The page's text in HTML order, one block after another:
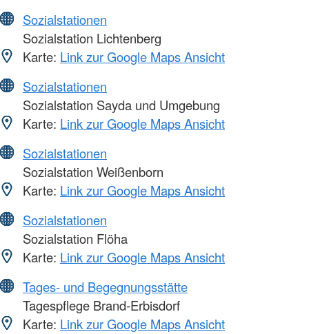
Sozialstationen
Sozialstation Lichtenberg
Karte: Link zur Google Maps Ansicht
Sozialstationen
Sozialstation Sayda und Umgebung
Karte: Link zur Google Maps Ansicht
Sozialstationen
Sozialstation Weißenborn
Karte: Link zur Google Maps Ansicht
Sozialstationen
Sozialstation Flöha
Karte: Link zur Google Maps Ansicht
Tages- und Begegnungsstätte
Tagespflege Brand-Erbisdorf
Karte: Link zur Google Maps Ansicht